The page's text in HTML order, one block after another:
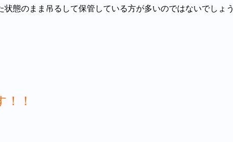
状態のまま吊るして保管している方が多いのではないでしょう
！